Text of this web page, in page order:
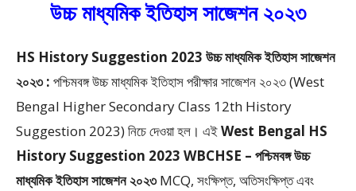
উচ্চ মাধ্যমিক ইতিহাস সাজেশন ২০২৩
HS History Suggestion 2023 উচ্চ মাধ্যমিক ইতিহাস সাজেশন
২০২৩ : পশ্চিমবঙ্গ উচ্চ মাধ্যমিক ইতিহাস পরীক্ষার সাজেশন ২০২৩ (West
Bengal Higher Secondary Class 12th History
Suggestion 2023) নিচে দেওয়া হল। এইWest Bengal HS
History Suggestion 2023 WBCHSE – পশ্চিমবঙ্গ উচ্চ
মাধ্যমিক ইতিহাস সাজেশন ২০২৩MCQ, সংক্ষিপ্ত, অতিসংক্ষিপ্ত এবং